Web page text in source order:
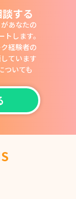
する
あなたの
します。
経験者の
ています
ついても